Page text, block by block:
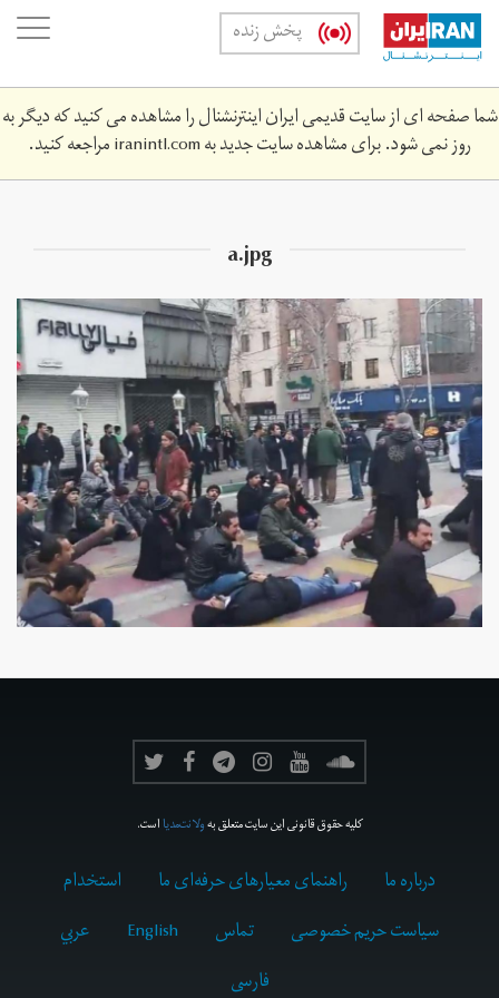
Skip
main
content
پخش زنده
شما صفحه ای از سایت قدیمی ایران اینترنشنال را مشاهده می کنید که دیگر به
روز نمی شود. برای مشاهده سایت جدید بهiranintl.comمراجعه کنید.
a.jpg
کلیه حقوق قانونی این سایت متعلق بهولانت‌مدیااست.
درباره ما راهنمای معیارهای حرفه‌ای ما
استخدام
سیاست حریم خصوصی
تماس English
عربي
فارسى